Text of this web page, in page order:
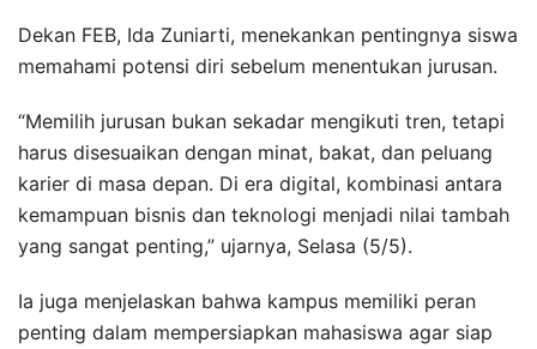
Dekan FEB, Ida Zuniarti, menekankan pentingnya siswa
memahami potensi diri sebelum menentukan jurusan.
“Memilih jurusan bukan sekadar mengikuti tren, tetapi
harus disesuaikan dengan minat, bakat, dan peluang
karier di masa depan. Di era digital, kombinasi antara
kemampuan bisnis dan teknologi menjadi nilai tambah
yang sangat penting,” ujarnya, Selasa (5/5).
Ia juga menjelaskan bahwa kampus memiliki peran
penting dalam mempersiapkan mahasiswa agar siap